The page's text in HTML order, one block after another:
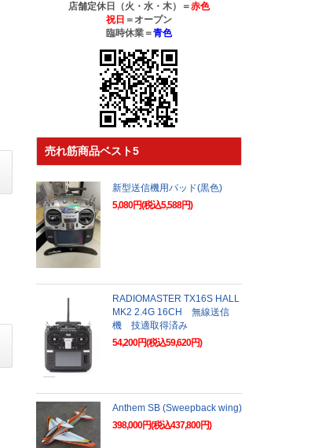
店舗定休日（火・水・木）＝赤色
祝日 ＝オープン
臨時休業＝青色
売れ筋商品ベスト5
新型送信機用パッド(黒色)
5,080円(税込5,588円)
RADIOMASTER TX16S HALL
MK2 2.4G 16CH 無線送信
機 技適取得済み
54,200円(税込59,620円)
Anthem SB (Sweepback wing)
398,000円(税込437,800円)